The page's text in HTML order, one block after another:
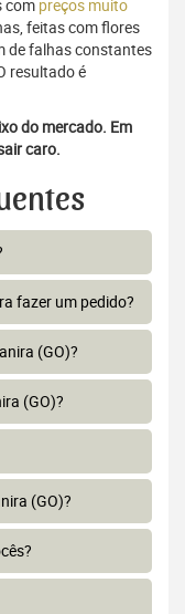
com preços muito
feitas com flores
de falhas constantes
resultado é
do mercado. Em
caro.
fazer um pedido?
(GO)?
(GO)?
(GO)?